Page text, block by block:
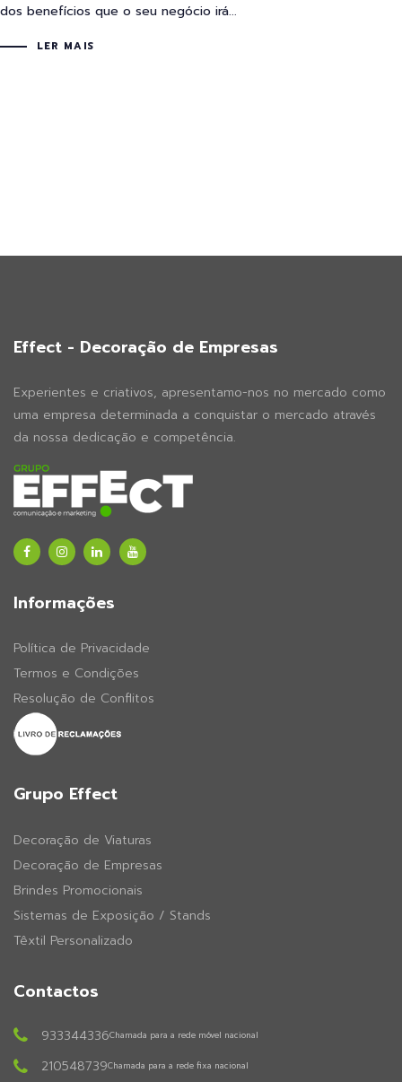
dos benefícios que o seu negócio irá...
LER MAIS
Effect - Decoração de Empresas
Experientes e criativos, apresentamo-nos no mercado como
uma empresa determinada a conquistar o mercado através
da nossa dedicação e competência.
Informações
Política de Privacidade
Termos e Condições
Resolução de Conflitos
Grupo Effect
Decoração de Viaturas
Decoração de Empresas
Brindes Promocionais
Sistemas de Exposição / Stands
Têxtil Personalizado
Contactos
933344336Chamada para a rede móvel nacional
210548739Chamada para a rede fixa nacional